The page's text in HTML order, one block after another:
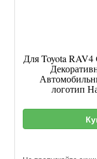
Для Toyota
логотип